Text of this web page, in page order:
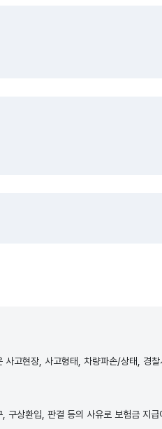
고현장, 사고형태, 차량파손/상태, 경
구상환입, 판결 등의 사유로 보험금 지